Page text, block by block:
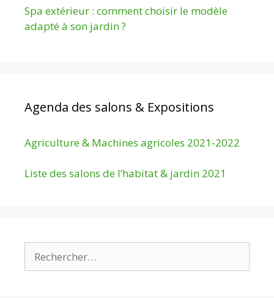
Spa extérieur : comment choisir le modèle
adapté à son jardin ?
Agenda des salons & Expositions
Agriculture & Machines agricoles 2021-2022
Liste des salons de l’habitat & jardin 2021